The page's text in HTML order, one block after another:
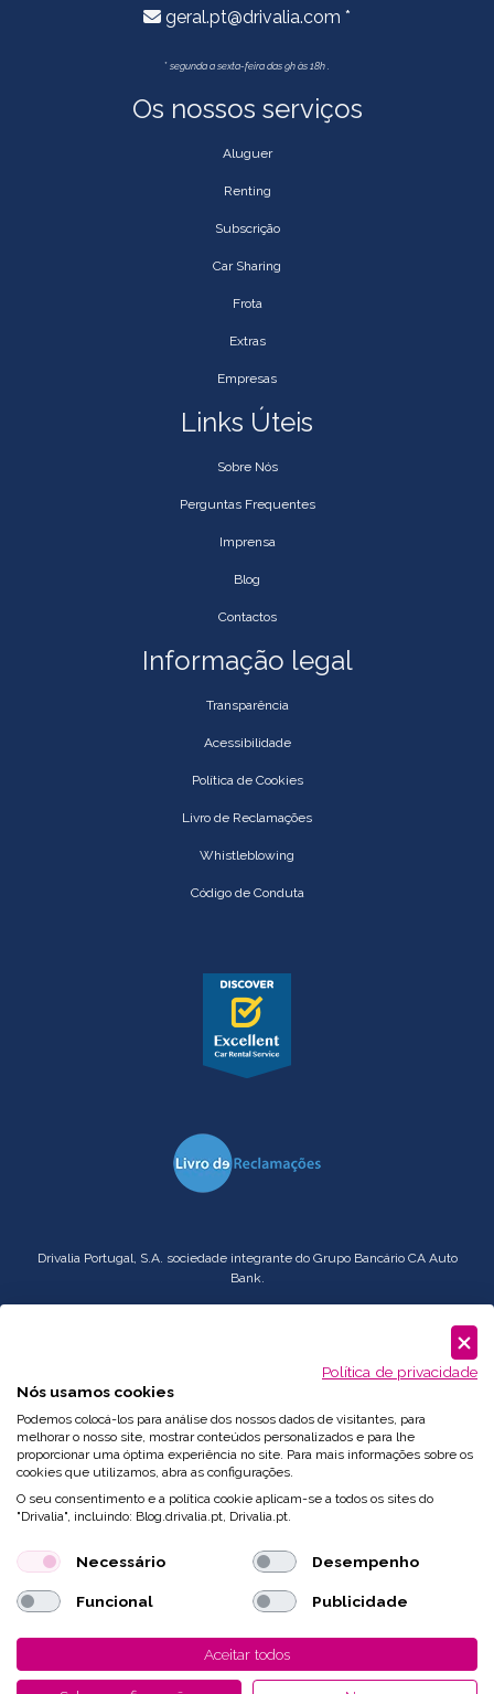
geral.pt@drivalia.com *
* segunda a sexta-feira das 9h às 18h .
Os nossos serviços
Aluguer
Renting
Subscrição
Car Sharing
Frota
Extras
Empresas
Links Úteis
Sobre Nós
Perguntas Frequentes
Imprensa
Blog
Contactos
Informação legal
Transparência
Acessibilidade
Política de Cookies
Livro de Reclamações
Whistleblowing
Código de Conduta
Drivalia Portugal, S.A. sociedade integrante do Grupo Bancário CA Auto
Bank.
Desenvolvido porFidelizarte
Política de privacidade
Nós usamos cookies
Podemos colocá-los para análise dos nossos dados de visitantes, para
melhorar o nosso site, mostrar conteúdos personalizados e para lhe
proporcionar uma óptima experiência no site. Para mais informações sobre os
cookies que utilizamos, abra as configurações.
O seu consentimento e a política cookie aplicam-se a todos os sites do
"Drivalia", incluindo: Blog.drivalia.pt, Drivalia.pt.
Necessário Desempenho
Funcional Publicidade
Aceitar todos